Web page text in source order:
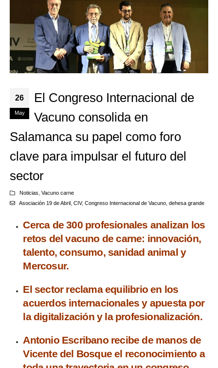
26
May
El Congreso Internacional de
Vacuno consolida en
Salamanca su papel como foro
clave para impulsar el futuro del
sector
Noticias Vacuno carne
Asociación 19 de Abril, CIV, Congreso Internacional de Vacuno, dehesa grande
Cerca de 300 profesionales analizan los
retos del vacuno de carne: innovación,
talento, consumo, sanidad animal y
Mercosur.
El sector reclama equilibrio en los
acuerdos internacionales y apuesta por
la digitalización y la profesionalización.
Antonio Escribano recibe de manos de
Vicente del Bosque el reconocimiento a